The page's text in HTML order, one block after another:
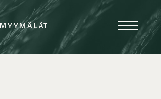
MYYMÄLÄT